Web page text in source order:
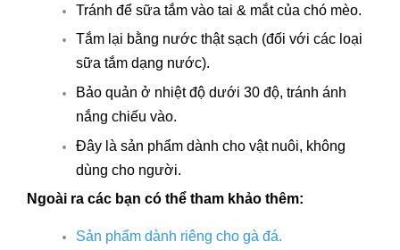
Tránh để sữa tắm vào tai & mắt của chó mèo.
Tắm lại bằng nước thật sạch (đối với các loại
sữa tắm dạng nước).
Bảo quản ở nhiệt độ dưới 30 độ, tránh ánh
nắng chiếu vào.
Đây là sản phẩm dành cho vật nuôi, không
dùng cho người.
Ngoài ra các bạn có thể tham khảo thêm:
Sản phẩm dành riêng cho gà đá.